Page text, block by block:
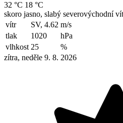
32 °C 18 °C
skoro jasno, slabý severovýchodní
vítr
SV, 4.62 m/s
tlak
1020
hPa
vlhkost 25
%
zítra, neděle 9. 8. 2026